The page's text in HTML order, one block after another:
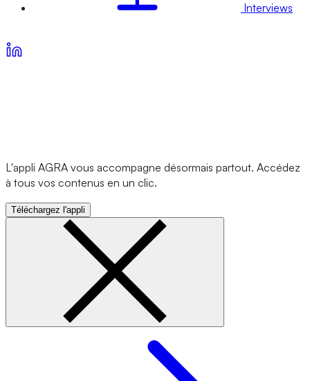
Interviews
L'appli AGRA vous accompagne désormais partout. Accédez
à tous vos contenus en un clic.
Téléchargez l'appli